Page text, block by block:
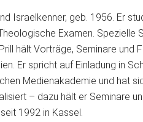
Israelkenner, geb. 1956. Er
Examen. Spezielle
hält Vorträge, Seminare und
Er spricht auf Einladung in
Medienakademie und hat
– dazu hält er Seminare
1992 in Kassel.